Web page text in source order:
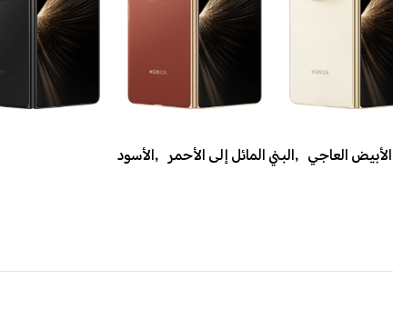
الأبيض العاجي ,البني المائل إلى الأحمر ,الأسود